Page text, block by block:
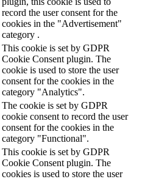
record the user consent for the
cookies in the "Advertisement"
category .
This cookie is set by GDPR
Cookie Consent plugin. The
cookie is used to store the user
consent for the cookies in the
category "Analytics".
The cookie is set by GDPR
cookie consent to record the user
consent for the cookies in the
category "Functional".
This cookie is set by GDPR
Cookie Consent plugin. The
cookies is used to store the user